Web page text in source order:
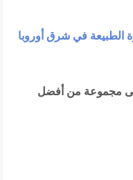
الطبيعة في شرق أوروبا
مجموعة من أفضل